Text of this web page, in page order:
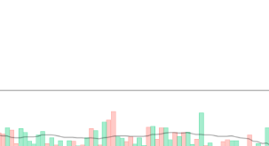
円】ウォン安が急進！ 日米の協調に韓国が
BYD』車への補助金を全廃 ⇒ 実は韓国で
大使スティールが着韓！⇒ さっそく空港に
」